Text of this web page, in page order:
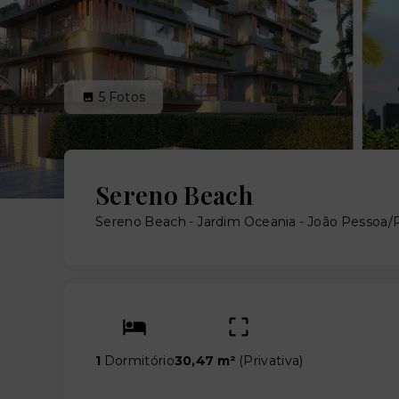
5 Fotos
Sereno Beach
Sereno Beach -Jardim Oceania - João Pessoa/
1 Dormitório30,47 m² (Privativa)